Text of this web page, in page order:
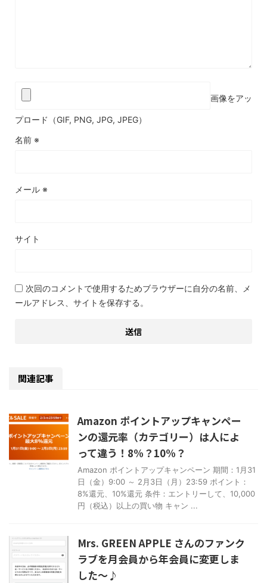
画像をアッ
プロード（GIF, PNG, JPG, JPEG）
名前 ※
メール ※
サイト
次回のコメントで使用するためブラウザーに自分の名前、メ
ールアドレス、サイトを保存する。
関連記事
Amazon ポイントアップキャンペー
ンの還元率（カテゴリー）は人によ
って違う！8%？10%？
Amazon ポイントアップキャンペーン 期間：1月31
日（金）9:00 ～ 2月3日（月）23:59 ポイント：
8%還元、10%還元 条件：エントリーして、10,000
円（税込）以上の買い物 キャン ...
Mrs. GREEN APPLE さんのファンク
ラブを月会員から年会員に変更しま
した～♪